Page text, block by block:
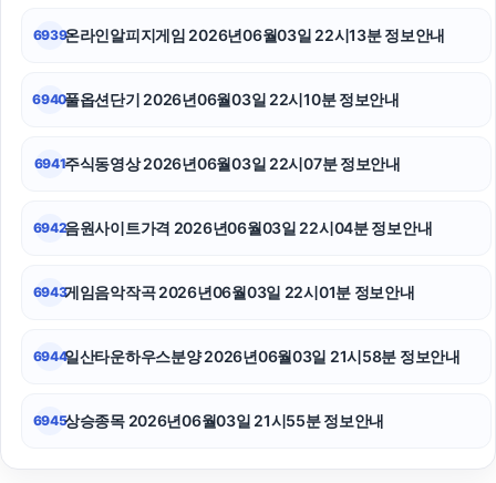
6939온라인알피지게임 2026년06월03일 22시13분 정보안내
6940풀옵션단기 2026년06월03일 22시10분 정보안내
6941주식동영상 2026년06월03일 22시07분 정보안내
6942음원사이트가격 2026년06월03일 22시04분 정보안내
6943게임음악작곡 2026년06월03일 22시01분 정보안내
6944일산타운하우스분양 2026년06월03일 21시58분 정보안내
6945상승종목 2026년06월03일 21시55분 정보안내